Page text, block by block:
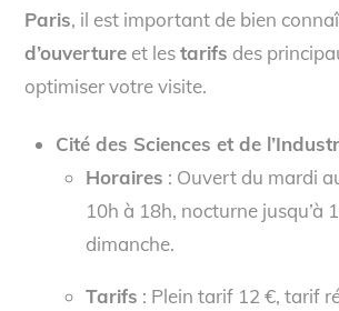
Paris, il est important de bien
d’ouverture et lestarifs des
optimiser votre visite.
Cité des Sciences et de
Horaires : Ouvert du mardi
10h à 18h, nocturne jusqu’à
dimanche.
Tarifs : Plein tarif 12 €, tarif